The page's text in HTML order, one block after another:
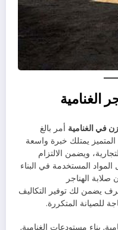
الغنامية
في الغنامية أمر بالغ
يمتلك خبرة واسعة
ويضمن الالتزام
المستخدمة في البناء
الهناجر
يضمن لك توفير التكاليف
للصيانة المتكررة.
بناء مستودعات الغنامية,